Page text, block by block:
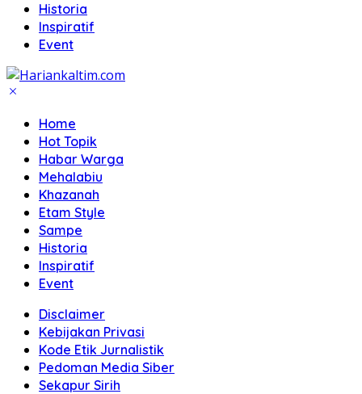
Historia
Inspiratif
Event
Home
Hot Topik
Habar Warga
Mehalabiu
Khazanah
Etam Style
Sampe
Historia
Inspiratif
Event
Disclaimer
Kebijakan Privasi
Kode Etik Jurnalistik
Pedoman Media Siber
Sekapur Sirih